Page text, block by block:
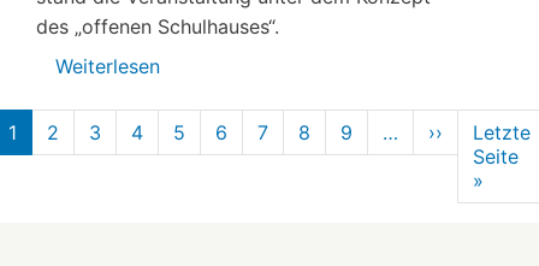
des „offenen Schulhauses“.
Weiterlesen
1 2 3 4 5 6 7 8 9 … ›› Nächste
Seite
Letzte
Seite
»
Seite